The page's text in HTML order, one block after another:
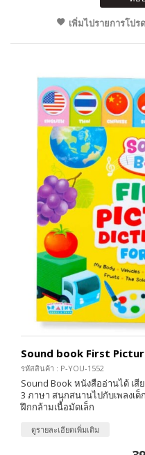
เพิ่มไปรายการโปรด
Sound book First
รหัสสินค้า : P-YOU-1552
Sound Book หนังสืออ่านได้ เสี
3 ภาษา สนุกสนานไปกับเพลงเ
ฝึกกล้ามเนื้อมัดเล็ก
ดูรายละเอียดเพิ่มเติม